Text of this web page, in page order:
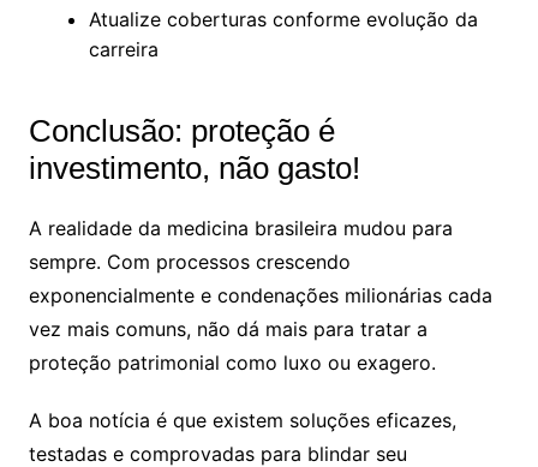
Atualize coberturas conforme evolução da
carreira
Conclusão: proteção é
investimento, não gasto!
A realidade da medicina brasileira mudou para
sempre. Com processos crescendo
exponencialmente e condenações milionárias cada
vez mais comuns, não dá mais para tratar a
proteção patrimonial como luxo ou exagero.
A boa notícia é que existem soluções eficazes,
testadas e comprovadas para blindar seu